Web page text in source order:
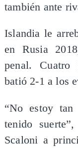
también ante
Islandia le
en Rusia
penal. Cuatro
batió 2-1 a los
“No estoy tan
tenido
Scaloni a